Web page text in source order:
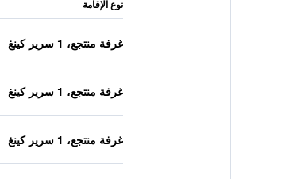
نوع الإقامة
غرفة منتجع، 1 سرير كينغ
غرفة منتجع، 1 سرير كينغ
غرفة منتجع، 1 سرير كينغ